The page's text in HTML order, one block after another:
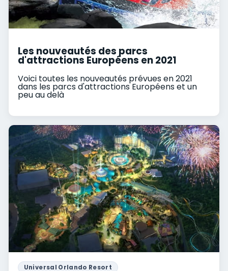
Les nouveautés des parcs
d'attractions Européens en 2021
Voici toutes les nouveautés prévues en 2021
dans les parcs d'attractions Européens et un
peu au delà
Universal Orlando Resort